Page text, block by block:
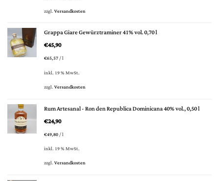
zzgl.Versandkosten
Grappa Giare Gewürztraminer 41% vol. 0,70 l
€45,90
€65,57/l
inkl. 19 % MwSt.
zzgl.Versandkosten
Rum Artesanal - Ron den Republica Dominicana 40% vol., 0,50 l
€24,90
€49,80/l
inkl. 19 % MwSt.
zzgl.Versandkosten